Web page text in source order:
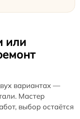
или
вариантах —
Мастер
выбор остаётся